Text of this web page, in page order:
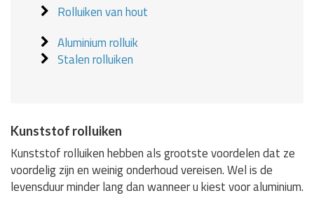
Rolluiken van hout
Aluminium rolluik
Stalen rolluiken
Kunststof rolluiken
Kunststof rolluiken hebben als grootste voordelen dat ze
voordelig zijn en weinig onderhoud vereisen. Wel is de
levensduur minder lang dan wanneer u kiest voor aluminium.